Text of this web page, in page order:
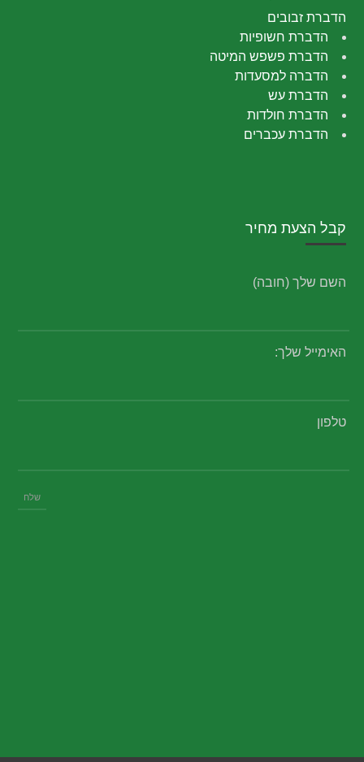
הדברת זבובים
הדברת חשופיות
הדברת פשפש המיטה
הדברה למסעדות
הדברת עש
הדברת חולדות
הדברת עכברים
קבל הצעת מחיר
השם שלך (חובה)
האימייל שלך:
טלפון